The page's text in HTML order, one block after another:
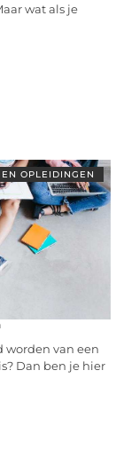
wat als je
OPLEIDINGEN
worden van een
Dan ben je hier